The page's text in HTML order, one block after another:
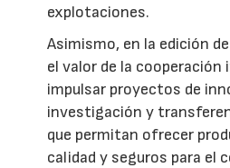
explotaciones.
Asimismo, en la edición
el valor de la cooperación
impulsar proyectos de
investigación y
que permitan ofrecer
calidad y seguros para el